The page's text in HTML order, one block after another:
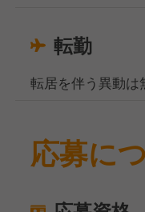
転勤
転居を伴う異動は
応募に